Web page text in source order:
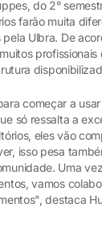
do 2°
farão muita
Ulbra. De
profissionais
começar a
só ressalta a
eles vão
isso pesa
Uma
vamos
destaca